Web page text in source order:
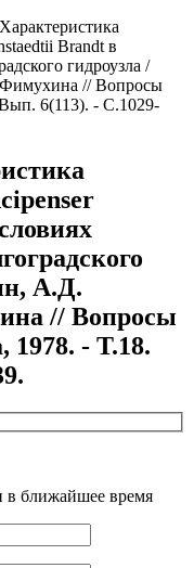
Brandt в
гидроузла /
// Вопросы
6(113). - С.1029-
А.Д.
// Вопросы
- Т.18.
в ближайшее время